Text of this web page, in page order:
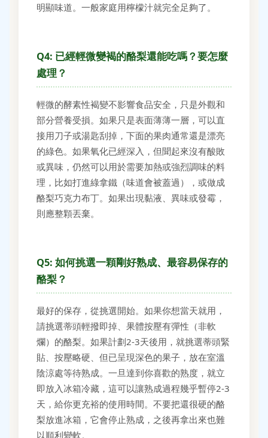
明顯味道。一般家庭用檸檬汁就完全足夠了。
Q4: 已經輕微變褐的酪梨還能吃嗎？要怎麼
處理？
輕微的酵素性褐變不影響食品安全，只是外觀和
部分營養受損。如果只是表面薄薄一層，可以直
接用刀子或湯匙刮掉，下面的果肉通常還是漂亮
的綠色。如果氧化已經深入，但聞起來沒有酸敗
或異味，仍然可以用於需要加熱或強烈調味的料
理，比如打進綠拿鐵（味道會被蓋過），或做成
酪梨巧克力布丁。如果出現黏液、異味或發霉，
則應整顆丟棄。
Q5: 如何挑選一顆剛好熟成、最容易保存的
酪梨？
最好的保存，從挑選開始。如果你想當天就用，
請挑選蒂頭輕撥即掉、果體按壓有彈性（非軟
爛）的酪梨。如果計劃2-3天後用，就挑選蒂頭緊
貼、按壓略硬、但已呈現深色的果子，放在室溫
陰涼處等待熟成。一旦達到你喜歡的熟度，就立
即放入冰箱冷藏，這可以讓熟成過程幾乎暫停2-3
天，給你更充裕的使用時間。不要把還很硬的酪
梨放進冰箱，它會停止熟成，之後再拿出來也難
以順利變軟。